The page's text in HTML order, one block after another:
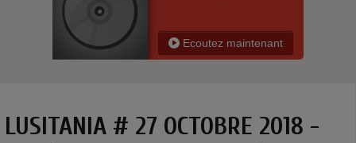
Ecoutez maintenant
LUSITANIA # 27 OCTOBRE 2018 -